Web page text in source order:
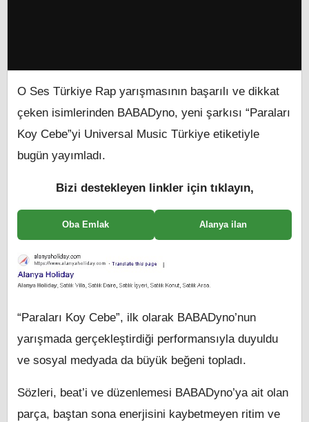
O Ses Türkiye Rap yarışmasının başarılı ve dikkat
çeken isimlerinden BABADyno, yeni şarkısı “Paraları
Koy Cebe”yi Universal Music Türkiye etiketiyle
bugün yayımladı.
Bizi destekleyen linkler için tıklayın,
Oba Emlak Alanya ilan
“Paraları Koy Cebe”, ilk olarak BABADyno’nun
yarışmada gerçekleştirdiği performansıyla duyuldu
ve sosyal medyada da büyük beğeni topladı.
Sözleri, beat’i ve düzenlemesi BABADyno’ya ait olan
parça, baştan sona enerjisini kaybetmeyen ritim ve